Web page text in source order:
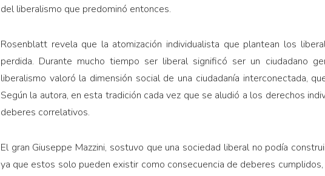
del liberalismo que predominó entonces.
Rosenblatt revela que la atomización individualista que plantean los
perdida. Durante mucho tiempo ser liberal significó ser un ciudadano
liberalismo valoró la dimensión social de una ciudadanía interconectada,
Según la autora, en esta tradición cada vez que se aludió a los derechos
deberes correlativos.
El gran Giuseppe Mazzini, sostuvo que una sociedad liberal no podía
ya que estos solo pueden existir como consecuencia de deberes